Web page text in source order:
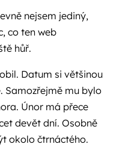
nejsem jediný,
co ten web
hůř.
Datum si většinou
Samozřejmě mu bylo
Únor má přece
devět dní. Osobně
okolo čtrnáctého.